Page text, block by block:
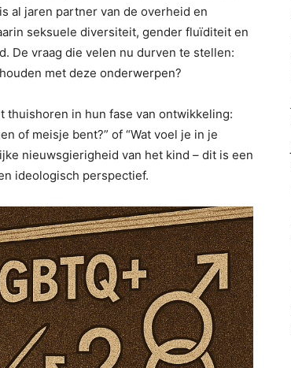
al jaren partner van de overheid en
seksuele diversiteit, gender fluïditeit en
De vraag die velen nu durven te stellen:
met deze onderwerpen?
in hun fase van ontwikkeling:
of meisje bent?” of “Wat voel je in je
nieuwsgierigheid van het kind – dit is een
ideologisch perspectief.